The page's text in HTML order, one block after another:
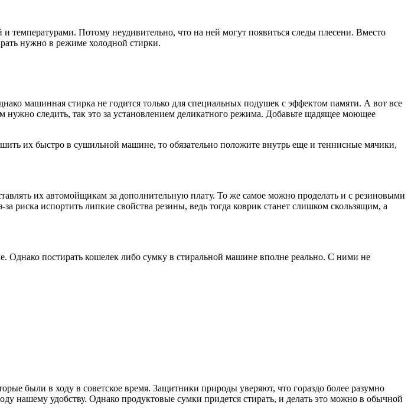
температурами. Потому неудивительно, что на ней могут появиться следы плесени. Вместо
нужно в режиме холодной стирки.
машинная стирка не годится только для специальных подушек с эффектом памяти. А вот все
следить, так это за установлением деликатного режима. Добавьте щадящее моющее
их быстро в сушильной машине, то обязательно положите внутрь еще и теннисные мячики,
их автомойщикам за дополнительную плату. То же самое можно проделать и с резиновыми
риска испортить липкие свойства резины, ведь тогда коврик станет слишком скользящим, а
Однако постирать кошелек либо сумку в стиральной машине вполне реально. С ними не
были в ходу в советское время. Защитники природы уверяют, что гораздо более разумно
нашему удобству. Однако продуктовые сумки придется стирать, и делать это можно в обычной